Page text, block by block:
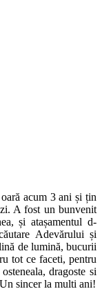
acum 3 ani și țin
A fost un bunvenit
și atașamentul d-
Adevărului și
de lumină, bucurii
tot ce faceti, pentru
dragoste si
sincer la multi ani!